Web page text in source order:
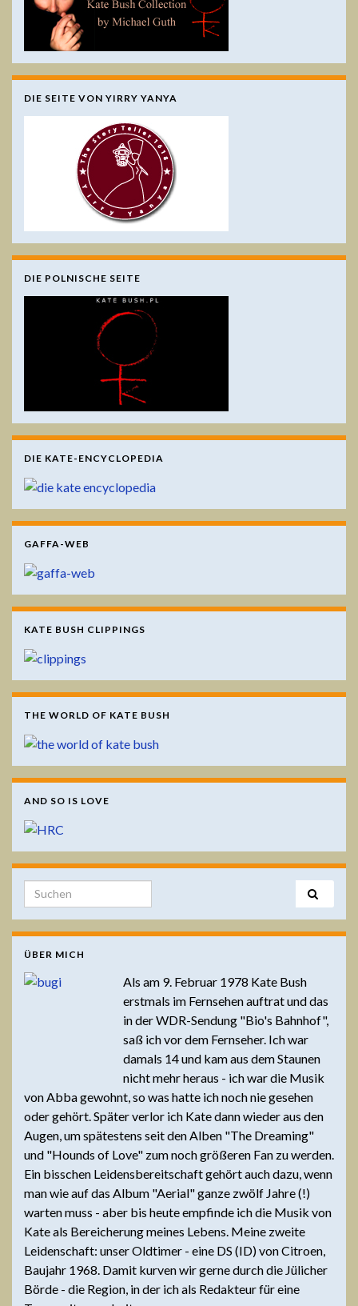
DIE SEITE VON YIRRY YANYA
DIE POLNISCHE SEITE
DIE KATE-ENCYCLOPEDIA
GAFFA-WEB
KATE BUSH CLIPPINGS
THE WORLD OF KATE BUSH
AND SO IS LOVE
Search for:
ÜBER MICH
Als am 9. Februar 1978 Kate Bush
erstmals im Fernsehen auftrat und das
in der WDR-Sendung "Bio's Bahnhof",
saß ich vor dem Fernseher. Ich war
damals 14 und kam aus dem Staunen
nicht mehr heraus - ich war die Musik
von Abba gewohnt, so was hatte ich noch nie gesehen
oder gehört. Später verlor ich Kate dann wieder aus den
Augen, um spätestens seit den Alben "The Dreaming"
und "Hounds of Love" zum noch größeren Fan zu werden.
Ein bisschen Leidensbereitschaft gehört auch dazu, wenn
man wie auf das Album "Aerial" ganze zwölf Jahre (!)
warten muss - aber bis heute empfinde ich die Musik von
Kate als Bereicherung meines Lebens. Meine zweite
Leidenschaft: unser Oldtimer - eine DS (ID) von Citroen,
Baujahr 1968. Damit kurven wir gerne durch die Jülicher
Börde - die Region, in der ich als Redakteur für eine